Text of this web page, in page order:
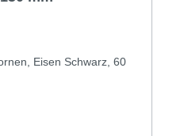
Eisen Schwarz, 60